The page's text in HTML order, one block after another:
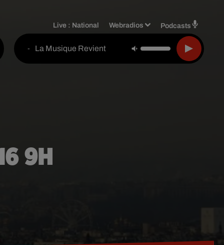
Live : National Webradios Podcasts
- La Musique Revient
9H